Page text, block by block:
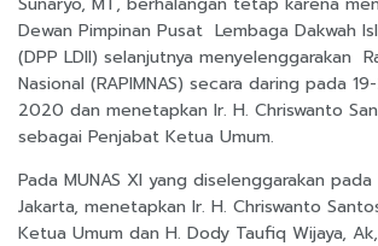
Dewan Pimpinan Pusat Lembaga Dakwah
(DPP LDII) selanjutnya menyelenggarakan
Nasional (RAPIMNAS) secara daring pada
2020 dan menetapkan Ir. H. Chriswanto
sebagai Penjabat Ketua Umum.
Pada MUNAS XI yang diselenggarakan
Jakarta, menetapkan Ir. H. Chriswanto
Ketua Umum dan H. Dody Taufiq Wijaya,